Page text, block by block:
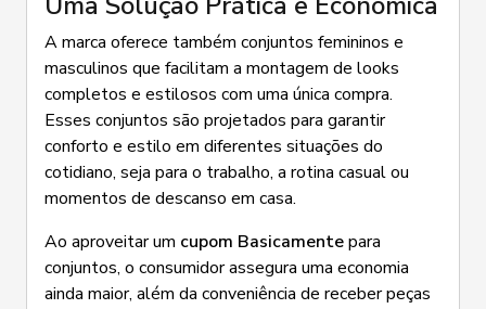
A marca oferece também conjuntos femininos e
masculinos que facilitam a montagem de looks
completos e estilosos com uma única compra.
Esses conjuntos são projetados para garantir
conforto e estilo em diferentes situações do
cotidiano, seja para o trabalho, a rotina casual ou
momentos de descanso em casa.
Ao aproveitar um cupom Basicamentepara
conjuntos, o consumidor assegura uma economia
ainda maior, além da conveniência de receber peças